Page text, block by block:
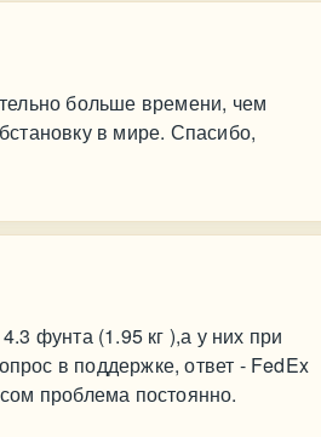
больше времени, чем
в мире. Спасибо,
фунта (1.95 кг ),а у них при
в поддержке, ответ - FedEx
проблема постоянно.